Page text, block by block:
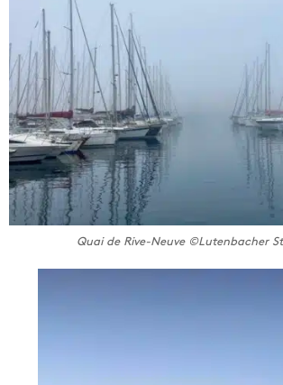
Quai de Rive-Neuve ©Lutenbacher